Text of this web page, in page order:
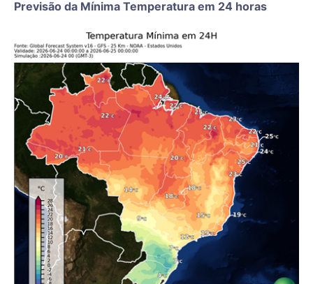
Previsão da Mínima Temperatura em 24 horas